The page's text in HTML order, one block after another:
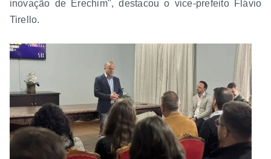
inovação de Erechim", destacou o vice-prefeito Flávio
Tirello.